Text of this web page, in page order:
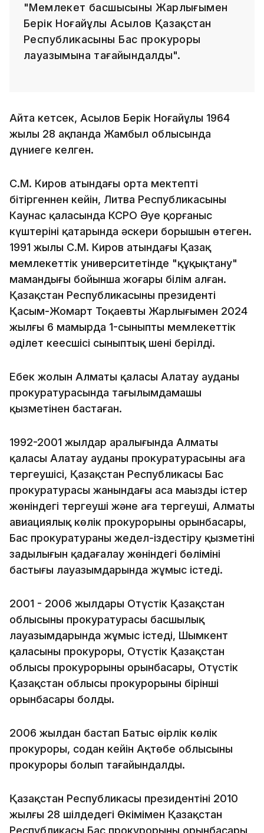
"Мемлекет басшысының Жарлығымен
Берік Ноғайұлы Асылов Қазақстан
Республикасының Бас прокуроры
лауазымына тағайындалды".
Айта кетсек, Асылов Берік Ноғайұлы 1964
жылы 28 ақпанда Жамбыл облысында
дүниеге келген.
С.М. Киров атындағы орта мектепті
бітіргеннен кейін, Литва Республикасының
Каунас қаласында КСРО Әуе қорғаныс
күштерінің қатарында әскери борышын өтеген.
1991 жылы С.М. Киров атындағы Қазақ
мемлекеттік университетінде "құқықтану"
мамандығы бойынша жоғары білім алған.
Қазақстан Республикасының президенті
Қасым-Жомарт Тоқаевтың Жарлығымен 2024
жылғы 6 мамырда 1-сыныпты мемлекеттік
әділет кеңесшісі сыныптық шені берілді.
Еңбек жолын Алматы қаласы Алатау ауданы
прокуратурасында тағылымдамашы
қызметінен бастаған.
1992-2001 жылдар аралығында Алматы
қаласы Алатау ауданы прокуратурасының аға
тергеушісі, Қазақстан Республикасы Бас
прокуратурасы жанындағы аса маңызды істер
жөніндегі тергеуші және аға тергеуші, Алматы
авиациялық көлік прокурорының орынбасары,
Бас прокуратураның жедел-іздестіру қызметінің
заңдылығын қадағалау жөніндегі бөлімінің
бастығы лауазымдарында жұмыс істеді.
2001 - 2006 жылдары Оңтүстік Қазақстан
облысының прокуратурасы басшылық
лауазымдарында жұмыс істеді, Шымкент
қаласының прокуроры, Оңтүстік Қазақстан
облысы прокурорының орынбасары, Оңтүстік
Қазақстан облысы прокурорының бірінші
орынбасары болды.
2006 жылдан бастап Батыс өңірлік көлік
прокуроры, содан кейін Ақтөбе облысының
прокуроры болып тағайындалды.
Қазақстан Республикасы президентінің 2010
жылғы 28 шілдедегі Өкімімен Қазақстан
Республикасы Бас прокурорының орынбасары